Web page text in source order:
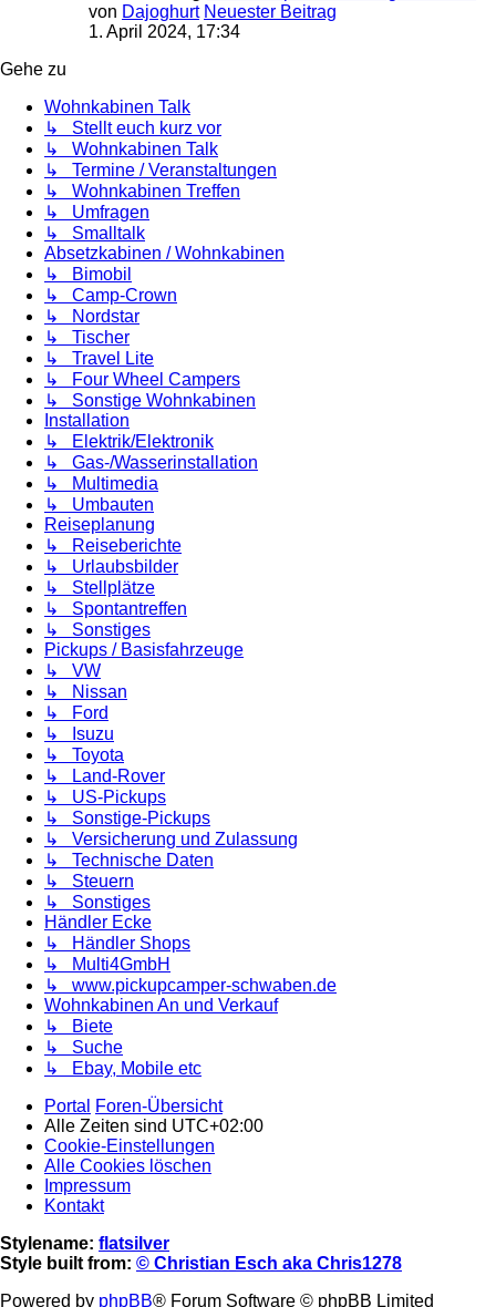
von Dajoghurt Neuester Beitrag
1. April 2024, 17:34
Gehe zu
Wohnkabinen Talk
↳ Stellt euch kurz vor
↳ Wohnkabinen Talk
↳ Termine / Veranstaltungen
↳ Wohnkabinen Treffen
↳ Umfragen
↳ Smalltalk
Absetzkabinen / Wohnkabinen
↳ Bimobil
↳ Camp-Crown
↳ Nordstar
↳ Tischer
↳ Travel Lite
↳ Four Wheel Campers
↳ Sonstige Wohnkabinen
Installation
↳ Elektrik/Elektronik
↳ Gas-/Wasserinstallation
↳ Multimedia
↳ Umbauten
Reiseplanung
↳ Reiseberichte
↳ Urlaubsbilder
↳ Stellplätze
↳ Spontantreffen
↳ Sonstiges
Pickups / Basisfahrzeuge
↳ VW
↳ Nissan
↳ Ford
↳ Isuzu
↳ Toyota
↳ Land-Rover
↳ US-Pickups
↳ Sonstige-Pickups
↳ Versicherung und Zulassung
↳ Technische Daten
↳ Steuern
↳ Sonstiges
Händler Ecke
↳ Händler Shops
↳ Multi4GmbH
↳ www.pickupcamper-schwaben.de
Wohnkabinen An und Verkauf
↳ Biete
↳ Suche
↳ Ebay, Mobile etc
Portal Foren-Übersicht
Alle Zeiten sind UTC+02:00
Cookie-Einstellungen
Alle Cookies löschen
Impressum
Kontakt
Stylename: flatsilver
Style built from: © Christian Esch aka Chris1278
Powered by phpBB® Forum Software © phpBB Limited